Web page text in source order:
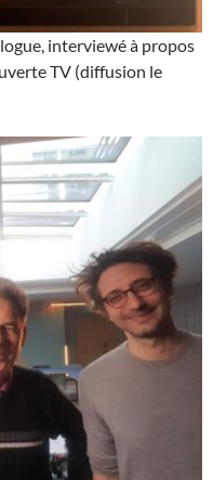
interviewé à propos
TV (diffusion le